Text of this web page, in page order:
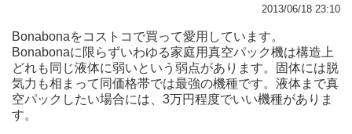
2013/06/18 23:10
Bonabonaをコストコで買って愛用しています。
Bonabonaに限らずいわゆる家庭用真空パック機は構造上
どれも同じ液体に弱いという弱点があります。固体には脱
気力も相まって同価格帯では最強の機種です。液体まで真
空パックしたい場合には、3万円程度でいい機種がありま
す。